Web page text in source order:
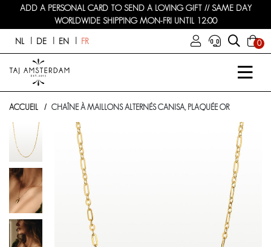
ADD A PERSONAL CARD TO SEND A LOVING GIFT // SAME DAY
WORLDWIDE SHIPPING MON-FRI UNTIL 12:00
NL DE EN FR 0
ACCUEIL CHAÎNE À MAILLONS ALTERNÉS CANISA, PLAQUÉE OR